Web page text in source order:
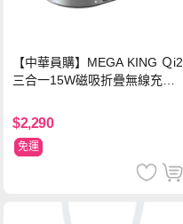
【中華員購】MEGA KING Ｑi2
三合一15W磁吸折疊無線充電
$2,290
免運